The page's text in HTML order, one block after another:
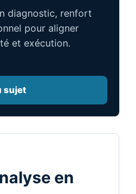
diagnostic, renfort
pour aligner
et exécution.
sujet
en